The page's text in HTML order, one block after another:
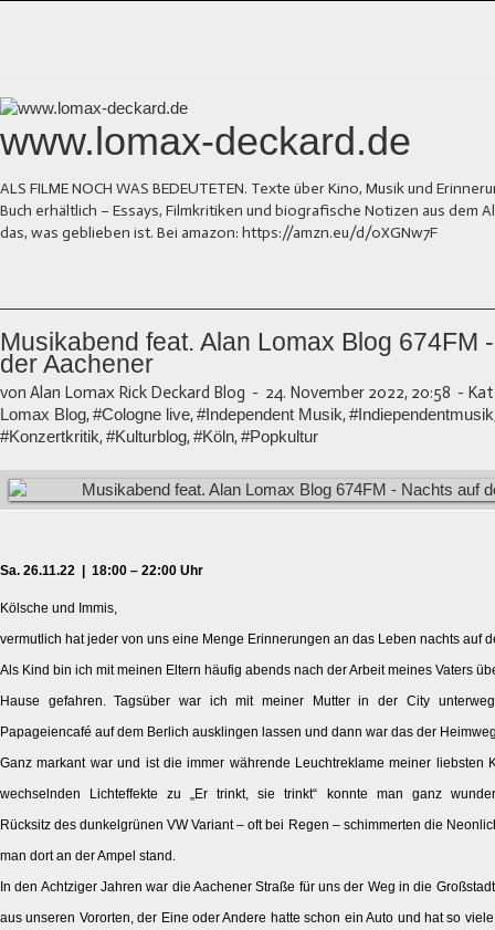
www.lomax-deckard.de
ALS FILME NOCH WAS BEDEUTETEN. Texte über Kino, Musik und
Buch erhältlich – Essays, Filmkritiken und biografische Notizen aus dem
das, was geblieben ist. Bei amazon: https://amzn.eu/d/0XGNw7F
Musikabend feat. Alan Lomax Blog 674FM
der Aachener
von Alan Lomax Rick Deckard Blog - 24. November 2022, 20:58 -
Lomax Blog,#Cologne live,#Independent Musik,#Indiependentmusik
#Konzertkritik,#Kulturblog,#Köln,#Popkultur
Sa. 26.11.22 | 18:00 – 22:00 Uhr
Kölsche und Immis,
vermutlich hat jeder von uns eine Menge Erinnerungen an das Leben nachts auf
Als Kind bin ich mit meinen Eltern häufig abends nach der Arbeit meines Vaters
Hause gefahren. Tagsüber war ich mit meiner Mutter in der City
Papageiencafé auf dem Berlich ausklingen lassen und dann war das der
Ganz markant war und ist die immer währende Leuchtreklame meiner liebsten
wechselnden Lichteffekte zu „Er trinkt, sie trinkt“ konnte man ganz
Rücksitz des dunkelgrünen VW Variant – oft bei Regen – schimmerten die
man dort an der Ampel stand.
In den Achtziger Jahren war die Aachener Straße für uns der Weg in die
aus unseren Vororten, der Eine oder Andere hatte schon ein Auto und hat so